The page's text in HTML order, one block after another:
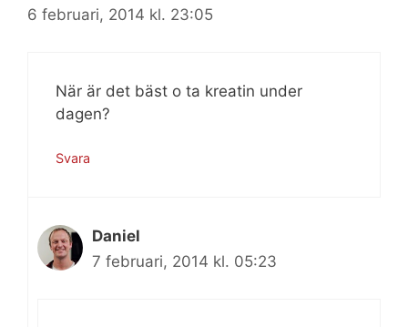
6 februari, 2014 kl. 23:05
När är det bäst o ta kreatin under
dagen?
Svara
Daniel
7 februari, 2014 kl. 05:23